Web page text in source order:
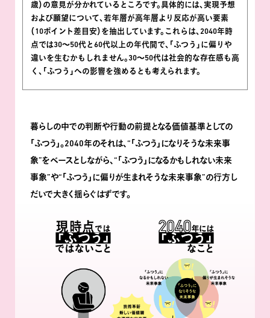
歳）の意見が分かれているところです。具体的には､実現予想
および願望について､若年層が高年層より反応が高い要素
（10ポイント差目安）を抽出しています。これらは､2040年時
点では30～50代と60代以上の年代間で､｢ふつう｣に偏りや
違いを生むかもしれません。30～50代は社会的な存在感も高
く､｢ふつう｣への影響を強めるとも考えられます。
暮らしの中での判断や行動の前提となる価値基準としての
｢ふつう｣。2040年のそれは､“｢ふつう｣になりそうな未来事
象”をベースとしながら､“｢ふつう｣になるかもしれない未来
事象”や“｢ふつう｣に偏りが生まれそうな未来事象”の行方し
だいで大きく揺らぐはずです。